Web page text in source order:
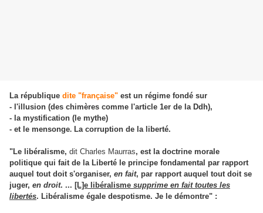
La république dite "française" est un régime fondé sur
- l'illusion (des chimères comme l'article 1er de la Ddh),
- la mystification (le mythe)
- et le mensonge. La corruption de la liberté.
"Le libéralisme, dit Charles Maurras, est la doctrine morale
politique qui fait de la Liberté le principe fondamental par rapport
auquel tout doit s'organiser, en fait, par rapport auquel tout doit se
juger, en droit. ... [L]e libéralisme supprime en fait toutes les
libertés. Libéralisme égale despotisme. Je le démontre" :